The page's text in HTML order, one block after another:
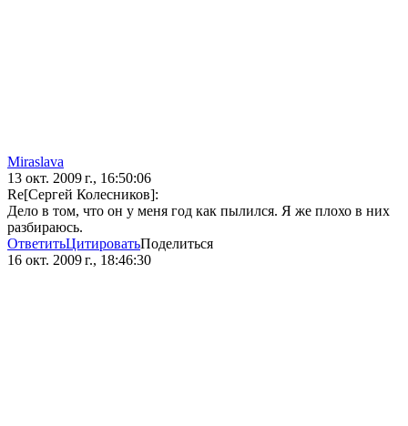
Miraslava
13 окт. 2009 г., 16:50:06
Re[Сергей Колесников]:
Дело в том, что он у меня год как пылился. Я же плохо в них
разбираюсь.
ОтветитьЦитироватьПоделиться
16 окт. 2009 г., 18:46:30